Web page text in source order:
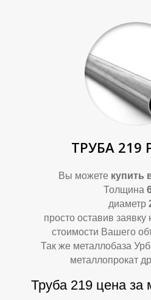
Т
ТРУБА 219
Вы можете купить
Толщина
диаметр
просто оставив
стоимости Вашего
Так же металлобаза
металлопрокат
Труба 219 цена за